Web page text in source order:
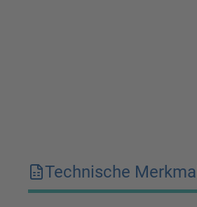
Technische